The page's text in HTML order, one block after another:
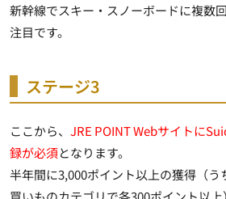
新幹線でスキー・スノーボードに複数
注目です。
ステージ3
ここから、 JRE POINT Webサイトに
録が必須となります。
半年間に3,000ポイント以上の獲得（う